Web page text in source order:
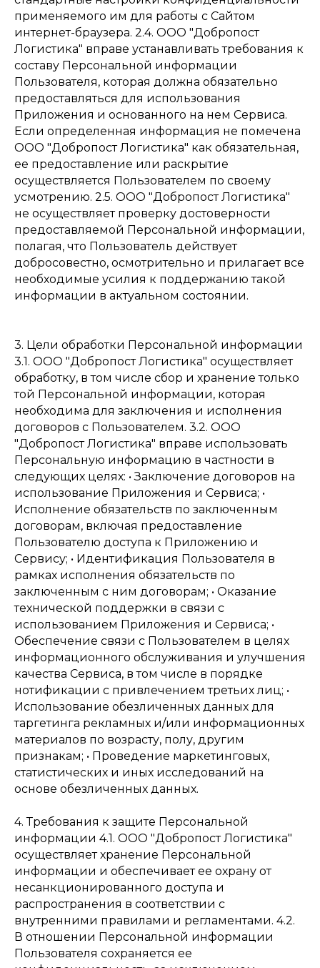
применяемого им для работы с Сайтом
интернет-браузера. 2.4. ООО "Добропост
Логистика" вправе устанавливать требования к
составу Персональной информации
Пользователя, которая должна обязательно
предоставляться для использования
Приложения и основанного на нем Сервиса.
Если определенная информация не помечена
ООО "Добропост Логистика" как обязательная,
ее предоставление или раскрытие
осуществляется Пользователем по своему
усмотрению. 2.5. ООО "Добропост Логистика"
не осуществляет проверку достоверности
предоставляемой Персональной информации,
полагая, что Пользователь действует
добросовестно, осмотрительно и прилагает все
необходимые усилия к поддержанию такой
информации в актуальном состоянии.
3. Цели обработки Персональной информации
3.1. ООО "Добропост Логистика" осуществляет
обработку, в том числе сбор и хранение только
той Персональной информации, которая
необходима для заключения и исполнения
договоров с Пользователем. 3.2. ООО
"Добропост Логистика" вправе использовать
Персональную информацию в частности в
следующих целях: • Заключение договоров на
использование Приложения и Сервиса; •
Исполнение обязательств по заключенным
договорам, включая предоставление
Пользователю доступа к Приложению и
Сервису; • Идентификация Пользователя в
рамках исполнения обязательств по
заключенным с ним договорам; • Оказание
технической поддержки в связи с
использованием Приложения и Сервиса; •
Обеспечение связи с Пользователем в целях
информационного обслуживания и улучшения
качества Сервиса, в том числе в порядке
нотификации с привлечением третьих лиц; •
Использование обезличенных данных для
таргетинга рекламных и/или информационных
материалов по возрасту, полу, другим
признакам; • Проведение маркетинговых,
статистических и иных исследований на
основе обезличенных данных.
4. Требования к защите Персональной
информации 4.1. ООО "Добропост Логистика"
осуществляет хранение Персональной
информации и обеспечивает ее охрану от
несанкционированного доступа и
распространения в соответствии с
внутренними правилами и регламентами. 4.2.
В отношении Персональной информации
Пользователя сохраняется ее